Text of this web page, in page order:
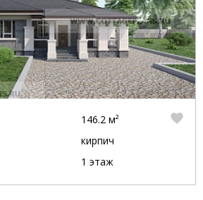
146.2 м²
кирпич
1 этаж